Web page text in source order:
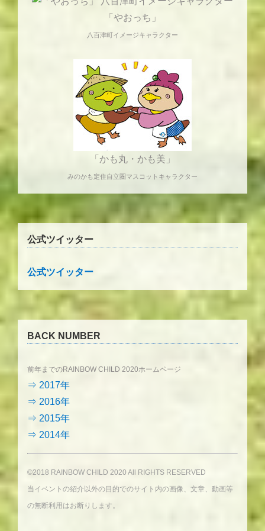
「やおっち」
八百津町イメージキャラクター
「かも丸・かも美」
みのかも定住自立圏マスコットキャラクター
公式ツイッター
公式ツイッター
BACK NUMBER
前年までのRAINBOW CHILD 2020ホームページ
⇒ 2017年
⇒ 2016年
⇒ 2015年
⇒ 2014年
©2018 RAINBOW CHILD 2020 All RIGHTS RESERVED
当イベントの紹介以外の目的でのサイト内の画像、文章、動画等
の無断利用はお断りします。